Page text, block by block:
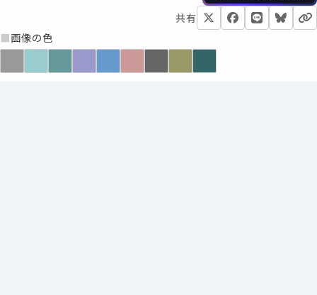
共有
■画像の色